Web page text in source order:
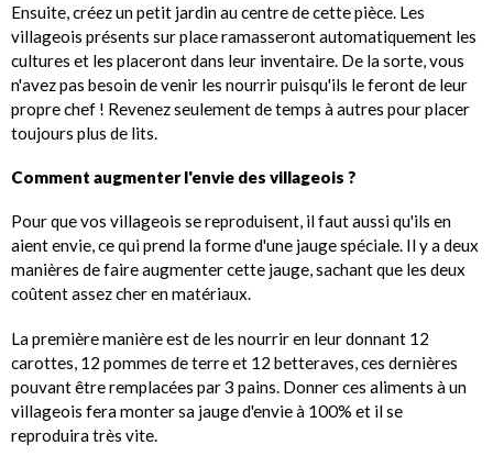
Ensuite, créez un petit jardin au centre de cette pièce. Les
villageois présents sur place ramasseront automatiquement les
cultures et les placeront dans leur inventaire. De la sorte, vous
n'avez pas besoin de venir les nourrir puisqu'ils le feront de leur
propre chef ! Revenez seulement de temps à autres pour placer
toujours plus de lits.
Comment augmenter l'envie des villageois ?
Pour que vos villageois se reproduisent, il faut aussi qu'ils en
aient envie, ce qui prend la forme d'une jauge spéciale. Il y a deux
manières de faire augmenter cette jauge, sachant que les deux
coûtent assez cher en matériaux.
La première manière est de les nourrir en leur donnant 12
carottes, 12 pommes de terre et 12 betteraves, ces dernières
pouvant être remplacées par 3 pains. Donner ces aliments à un
villageois fera monter sa jauge d'envie à 100% et il se
reproduira très vite.